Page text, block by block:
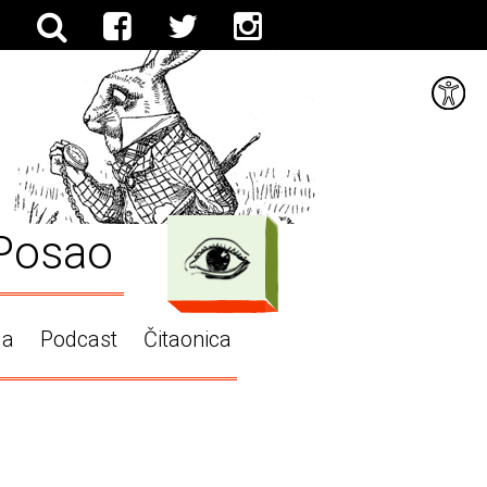
Podcast Čitaonica